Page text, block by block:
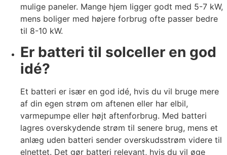
mulige paneler. Mange hjem ligger godt med 5-7 kW,
mens boliger med højere forbrug ofte passer bedre
til 8-10 kW.
Er batteri til solceller en god
idé?
Et batteri er især en god idé, hvis du vil bruge mere
af din egen strøm om aftenen eller har elbil,
varmepumpe eller højt aftenforbrug. Med batteri
lagres overskydende strøm til senere brug, mens et
anlæg uden batteri sender overskudsstrøm videre til
elnettet. Det gør batteri relevant, hvis du vil øge